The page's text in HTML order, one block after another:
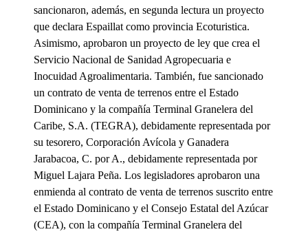
sancionaron, además, en segunda lectura un proyecto
que declara Espaillat como provincia Ecoturistica.
Asimismo, aprobaron un proyecto de ley que crea el
Servicio Nacional de Sanidad Agropecuaria e
Inocuidad Agroalimentaria. También, fue sancionado
un contrato de venta de terrenos entre el Estado
Dominicano y la compañía Terminal Granelera del
Caribe, S.A. (TEGRA), debidamente representada por
su tesorero, Corporación Avícola y Ganadera
Jarabacoa, C. por A., debidamente representada por
Miguel Lajara Peña. Los legisladores aprobaron una
enmienda al contrato de venta de terrenos suscrito entre
el Estado Dominicano y el Consejo Estatal del Azúcar
(CEA), con la compañía Terminal Granelera del